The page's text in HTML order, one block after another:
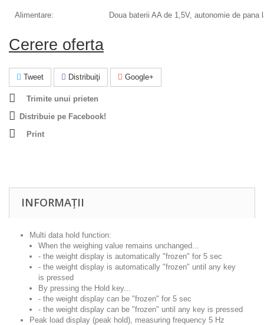
Alimentare: Doua baterii AA de 1,5V, autonomie de pana
Cerere oferta
Tweet Distribuiţi Google+
Trimite unui prieten
Distribuie pe Facebook!
Print
INFORMAȚII
Multi data hold function:
When the weighing value remains unchanged...
- the weight display is automatically "frozen" for 5 sec
- the weight display is automatically "frozen" until any key
is pressed
By pressing the Hold key...
- the weight display can be "frozen" for 5 sec
- the weight display can be "frozen" until any key is pressed
Peak load display (peak hold), measuring frequency 5 Hz